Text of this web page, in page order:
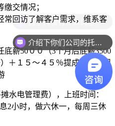
交情况；
常回访了解客户需求，维系客
薪50００（3个月后底薪3500
＋１５～４５％提成＋各项现
水电管理费），上班时间：
2小时，做六休一，每周三休
介绍下你们公司的托管流程
房子托管有什么优惠活动？